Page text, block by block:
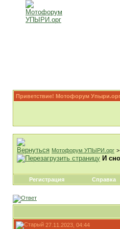
Приветствие! Мотофорум
Мотофорум УПЫРИ.орг >
И
Регистрация Справка
27.11.2023, 04:44